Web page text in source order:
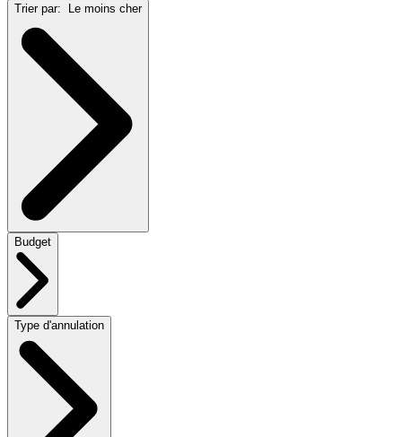
Trier par: Le moins cher
Budget
Type d'annulation